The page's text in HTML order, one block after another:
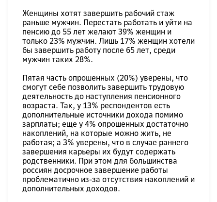
Женщины хотят завершить рабочий стаж
раньше мужчин. Перестать работать и уйти на
пенсию до 55 лет желают 39% женщин и
только 23% мужчин. Лишь 17% женщин хотели
бы завершить работу после 65 лет, среди
мужчин таких 28%.
Пятая часть опрошенных (20%) уверены, что
смогут себе позволить завершить трудовую
деятельность до наступления пенсионного
возраста. Так, у 13% респондентов есть
дополнительные источники дохода помимо
зарплаты; еще у 4% опрошенных достаточно
накоплений, на которые можно жить, не
работая; а 3% уверены, что в случае раннего
завершения карьеры их будут содержать
родственники. При этом для большинства
россиян досрочное завершение работы
проблематично из-за отсутствия накоплений и
дополнительных доходов.